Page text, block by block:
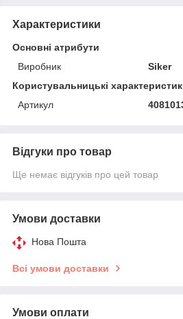
Характеристики
Основні атрибути
Виробник
Siker
Користувальницькі
Артикул
Відгуки про товар
Ще немає відгуків про цей товар
Умови доставки
Нова Пошта
Всі умови доставки
Умови оплати